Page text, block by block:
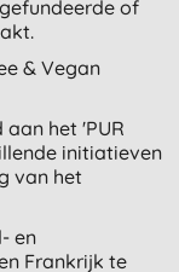
of
& Vegan
het 'PUR
initiatieven
van het
en
Frankrijk te